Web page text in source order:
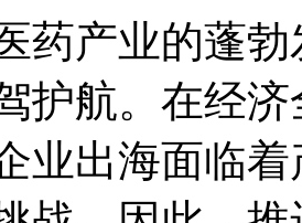
药产业的蓬
护航。在经
业出海面临